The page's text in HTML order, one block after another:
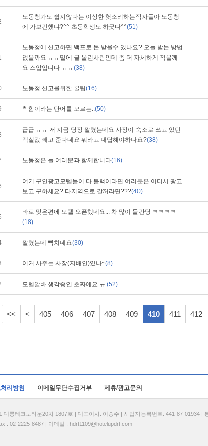
노동청가도 쉽지않다는 이상한 헛소리하는작자들아 노동청
에 가보긴했냐?^^ 초등학생도 하긋다^^(51)
노동청에 신고하면 백프로 돈 받을수 있나요? 오늘 받는 방법
없을까요 ㅠㅠ밑에 글 올린사람인데 좀 더 자세하게 적을께
요 스압입니다 ㅠㅠ(38)
노동청 신고를위한 꿀팁(16)
착함이라는 단어를 모르는..(50)
급급 ㅠㅠ 저 지금 당장 짤렸는데요 사장이 숙소로 쓰고 있던
객실값 빼고 준다네요 뭐라고 대답해야하나요?(38)
노동청은 늘 여러분과 함께합니다(16)
여기 구인광고모텔들이 다 블랙이라면 여러분은 어디서 광고
보고 구하세요? 타지역으로 갈꺼라면???(40)
바로 맞은편에 모텔 오픈했네요... 차 많이 들간당 ㅋㅋㅋㅋ
(18)
짤렸는데 빡치네요(30)
이거 사주는 사장(지배인)있나~(8)
모텔알바 생각중인 초짜에요 ㅠ (52)
<< < 405 406 407 408 409 410 411 412
리방침 이메일무단수집거부 제휴/광고문의
륭테크노타운20차 1807호 | 대표이사: 이송주 | 사업자등록번호: 441-87-01934 |
: 02-2225-8487 | 이메일 : hdrt1109@hotelupdrt.com